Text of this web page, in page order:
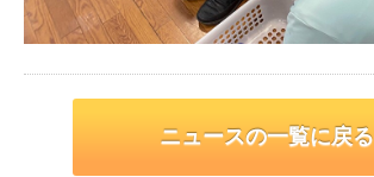
ニュースの一覧に戻る